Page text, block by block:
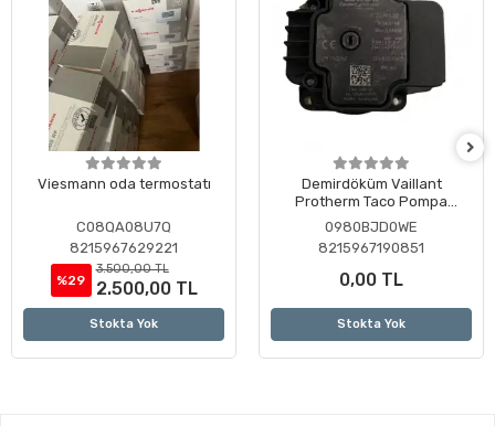
Viesmann oda termostatı
C08QA08U7Q
8215967629221
%29
3.500,00 TL
2.500,00 TL
Stokta Yok
Demirdöküm Vaillant
Protherm Taco Pompa
Motoru ( Revizyonlu )
0980BJD0WE
8215967190851
0,00 TL
Stokta Yok